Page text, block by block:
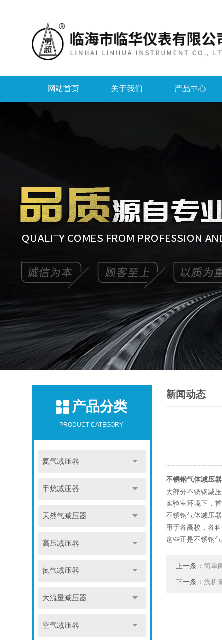
网站首页 关于我们 产品中心
产品分类
PRODUCT CATEGORY
氦气减压器
甲烷减压器
天然气减压器
高压减压器
氮气减压器
大流量减压器
空气减压器
新闻动态
不锈钢气体减压器
大部分不锈钢减
实验室环境下，
不锈钢气体减压
用于各高校，各
这些正是不锈钢
上一条： 简单
下一条： 浅析